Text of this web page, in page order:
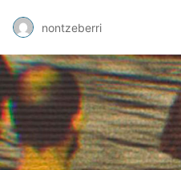
nontzeberri